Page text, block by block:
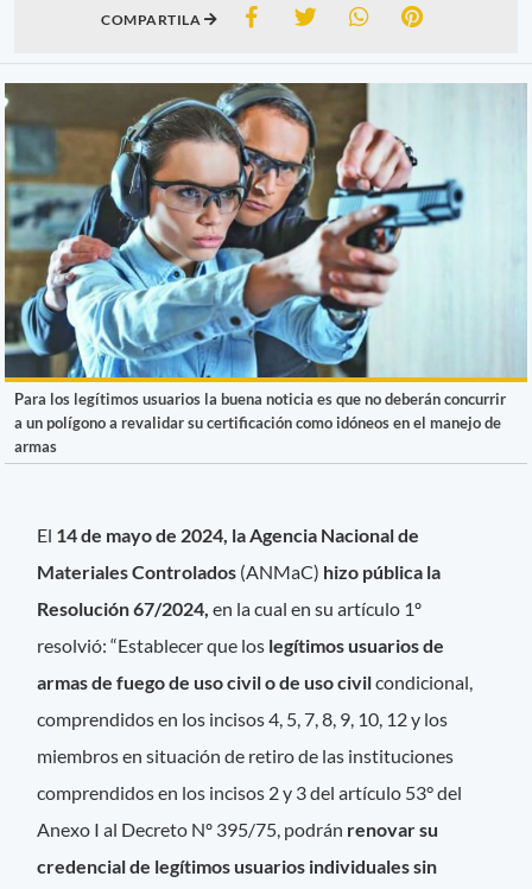
COMPARTILA
Para los legítimos usuarios la buena noticia es que no deberán concurrir
a un polígono a revalidar su certificación como idóneos en el manejo de
armas
El 14 de mayo de 2024, la Agencia Nacional de
Materiales Controlados (ANMaC) hizo pública la
Resolución 67/2024, en la cual en su artículo 1º
resolvió: “Establecer que los legítimos usuarios de
armas de fuego de uso civil o de uso civilcondicional,
comprendidos en los incisos 4, 5, 7, 8, 9, 10, 12 y los
miembros en situación de retiro de las instituciones
comprendidos en los incisos 2 y 3 del artículo 53° del
Anexo I al Decreto Nº 395/75, podrán renovar su
credencial de legítimos usuarios individuales sin